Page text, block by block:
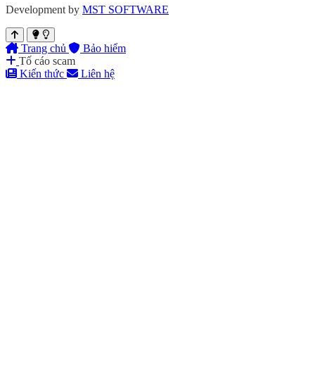
Development by MST SOFTWARE
Trang chủ
Bảo hiểm
Tố cáo scam
Kiến thức
Liên hệ